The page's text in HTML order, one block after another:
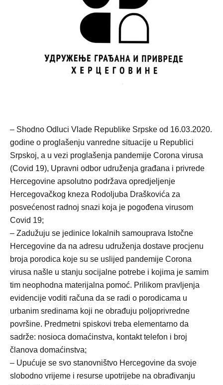
– Shodno Odluci Vlade Republike Srpske od 16.03.2020.
godine o proglašenju vanredne situacije u Republici
Srpskoj, a u vezi proglašenja pandemije Corona virusa
(Covid 19), Upravni odbor udruženja građana i privrede
Hercegovine apsolutno podržava opredjeljenje
Hercegovačkog kneza Rodoljuba Draškovića za
posvećenost radnoj snazi koja je pogođena virusom
Covid 19;
– Zadužuju se jedinice lokalnih samouprava Istočne
Hercegovine da na adresu udruženja dostave procjenu
broja porodica koje su se uslijed pandemije Corona
virusa našle u stanju socijalne potrebe i kojima je samim
tim neophodna materijalna pomoć. Prilikom pravljenja
evidencije voditi računa da se radi o porodicama u
urbanim sredinama koji ne obrađuju poljoprivredne
površine. Predmetni spiskovi treba elementarno da
sadrže: nosioca domaćinstva, kontakt telefon i broj
članova domaćinstva;
– Upućuje se svo stanovništvo Hercegovine da svoje
slobodno vrijeme i resurse upotrijebe na obrađivanju